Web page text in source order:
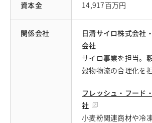
資本金 14,917百万円
関係会社
日清サイロ株式会社
会社
サイロ事業を担当。
穀物物流の合理化を
フレッシュ・フード
社
小麦粉関連商材や冷